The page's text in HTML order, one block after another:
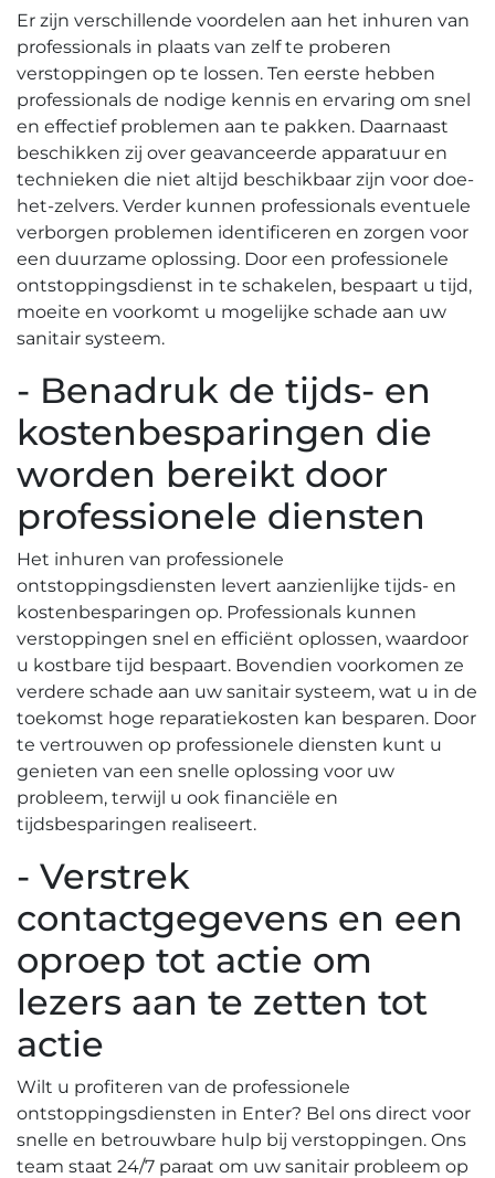
Er zijn verschillende voordelen aan het inhuren van
professionals in plaats van zelf te proberen
verstoppingen op te lossen.​ Ten eerste hebben
professionals de nodige kennis en ervaring om snel
en effectief problemen aan te pakken. Daarnaast
beschikken zij over geavanceerde apparatuur en
technieken die niet altijd beschikbaar zijn voor doe-
het-zelvers.​ Verder kunnen professionals eventuele
verborgen problemen identificeren en zorgen voor
een duurzame oplossing. Door een professionele
ontstoppingsdienst in te schakelen, bespaart u tijd,
moeite en voorkomt u mogelijke schade aan uw
sanitair systeem.
- Benadruk de tijds- en
kostenbesparingen die
worden bereikt door
professionele diensten
Het inhuren van professionele
ontstoppingsdiensten levert aanzienlijke tijds- en
kostenbesparingen op.​ Professionals kunnen
verstoppingen snel en efficiënt oplossen, waardoor
u kostbare tijd bespaart.​ Bovendien voorkomen ze
verdere schade aan uw sanitair systeem, wat u in de
toekomst hoge reparatiekosten kan besparen.​ Door
te vertrouwen op professionele diensten kunt u
genieten van een snelle oplossing voor uw
probleem, terwijl u ook financiële en
tijdsbesparingen realiseert.​
- Verstrek
contactgegevens en een
oproep tot actie om
lezers aan te zetten tot
actie
Wilt u profiteren van de professionele
ontstoppingsdiensten in Enter? Bel ons direct voor
snelle en betrouwbare hulp bij verstoppingen.​ Ons
team staat 24/7 paraat om uw sanitair probleem op